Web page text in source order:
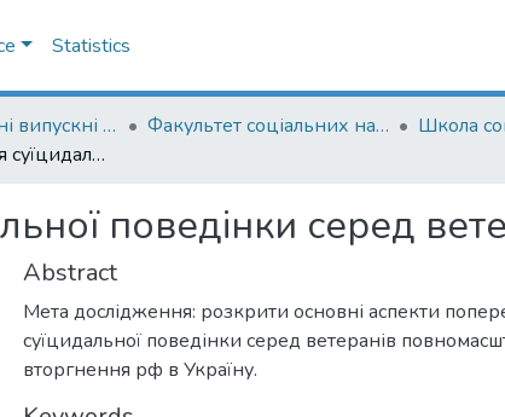
Statistics
Кваліфікаційні випускні роботи здобувачів вищої освіти бакалаврських програм Факультет соціальних наук і соціальних технологій
Школа
Попередження суїцидальної поведінки серед ветеранів війни в Україні
поведінки серед
Abstract
Мета дослідження: розкрити основні аспекти
суїцидальної поведінки серед ветеранів
вторгнення рф в Україну.